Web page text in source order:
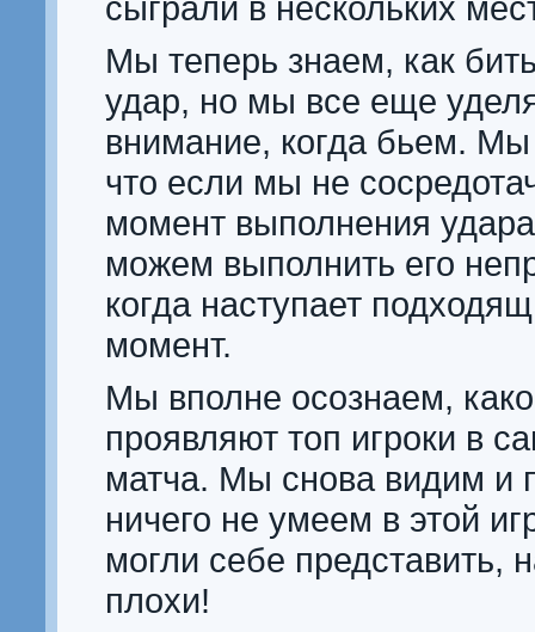
Мы теперь знаем, как
удар, но мы все еще
внимание, когда бьем.
что если мы не
момент выполнения
можем выполнить его
когда наступает
момент.
Мы вполне осознаем,
проявляют топ игроки в
матча. Мы снова видим и
ничего не умеем в этой
могли себе представить,
плохи!